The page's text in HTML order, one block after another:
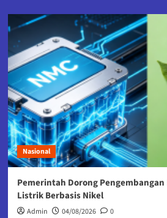
Nasional
Pemerintah Dorong
Listrik Berbasis Nikel
Admin 04/08/2026 0